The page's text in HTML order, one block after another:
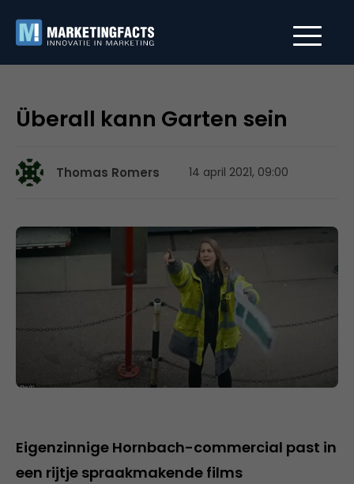
Überall kann Garten sein
Thomas Romers 14 april 2021, 09:00
Eigenzinnige Hornbach-commercial past in
een rijtje spraakmakende films